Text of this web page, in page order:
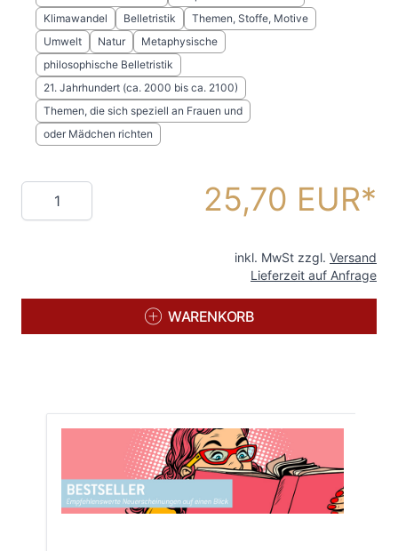
Klimawandel
Belletristik
Themen, Stoffe, Motive
Umwelt
Natur
Metaphysische
philosophische Belletristik
21. Jahrhundert (ca. 2000 bis ca. 2100)
Themen, die sich speziell an Frauen und
oder Mädchen richten
Menge 25,70 EUR
inkl. MwSt zzgl. Versand
Lieferzeit auf Anfrage
WARENKORB